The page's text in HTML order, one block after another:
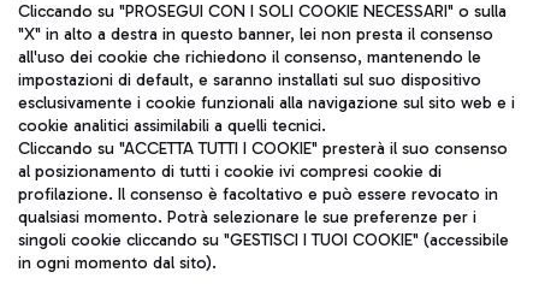
Aeroporti di Roma S.p.A. - Società soggetta a direzione e
coordinamento di Mundys S.p.A.
Codice fiscale e Registro delle Imprese di Roma 13032990155 P.
IVA 06572251004
Capitale sociale 62.224.743,00 int. vers.
Sede legale: Via Pier Paolo Racchetti 1 - 00054 Fiumicino (RM)
telefono +39 06 65951
Cliccando su "PROSEGUI CON I SOLI COOKIE NECESSARI" o sulla
"X" in alto a destra in questo banner, lei non presta il consenso
all'uso dei cookie che richiedono il consenso, mantenendo le
impostazioni di default, e saranno installati sul suo dispositivo
esclusivamente i cookie funzionali alla navigazione sul sito web e i
cookie analitici assimilabili a quelli tecnici.
Cliccando su "ACCETTA TUTTI I COOKIE" presterà il suo consenso
al posizionamento di tutti i cookie ivi compresi cookie di
profilazione. Il consenso è facoltativo e può essere revocato in
qualsiasi momento. Potrà selezionare le sue preferenze per i
singoli cookie cliccando su "GESTISCI I TUOI COOKIE" (accessibile
in ogni momento dal sito).